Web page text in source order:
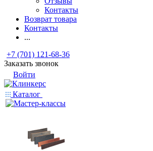
Контакты
Возврат товара
Контакты
...
+7 (701) 121-68-36
Заказать звонок
Войти
Каталог